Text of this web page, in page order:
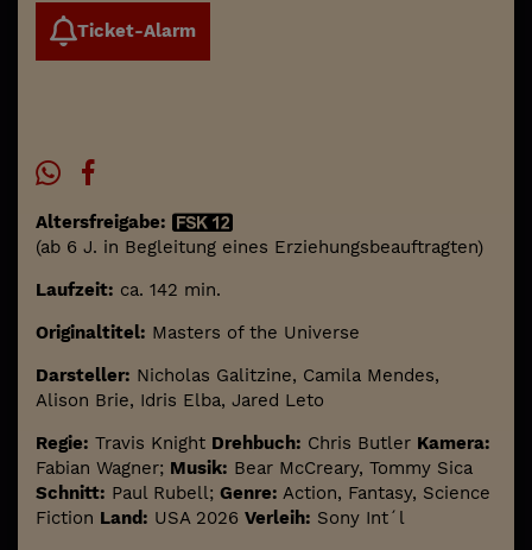
Ticket-Alarm
Altersfreigabe:
(ab 6 J. in Begleitung eines Erziehungsbeauftragten)
Laufzeit: ca. 142 min.
Originaltitel: Masters of the Universe
Darsteller: Nicholas Galitzine, Camila Mendes,
Alison Brie, Idris Elba, Jared Leto
Regie: Travis Knight Drehbuch: Chris Butler Kamera:
Fabian Wagner; Musik: Bear McCreary, Tommy Sica
Schnitt: Paul Rubell; Genre: Action, Fantasy, Science
Fiction Land: USA 2026 Verleih: Sony Int´l